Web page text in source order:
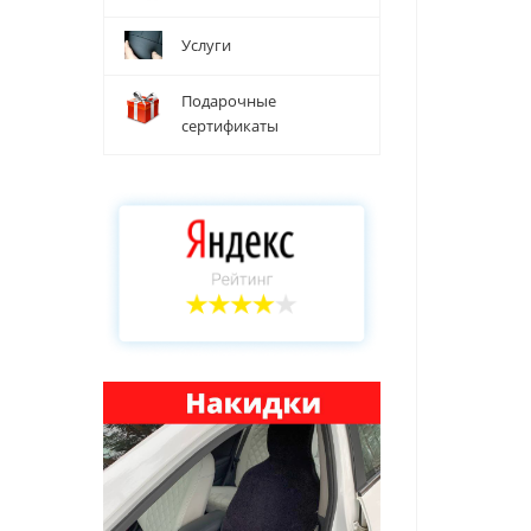
Услуги
Подарочные
сертификаты